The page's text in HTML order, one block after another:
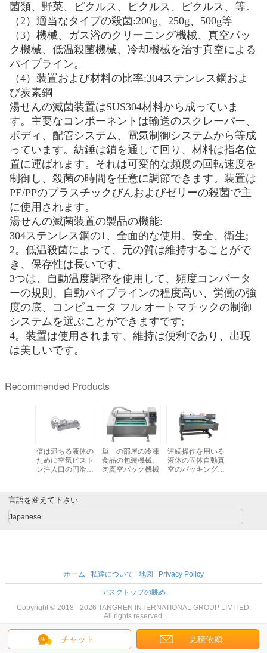
菌類、野菜、ピクルス、ピクルス、ピクルス、等。
（2）適当なタイプの殺菌:200g、250g、500g等
（3）機械、ガス浴のクリーニング機械、真空パッ
ク機械、低温殺菌機械、冷却機械を治す真空による
パイプライン。
（4）装置および材料の比率:304ステンレス鋼およ
び炭素鋼
湯せんの滅菌装置はSUS304材料から成っていま
す。主要なコンポーネントは輸送のスクレーパー、
ボディ、配管システム、電気制御システムから等成
っています。紡錘は鎖を通して回り、材料は指名位
置に運ばれます。それは可変的な頻度の回転速度を
制御し、殺菌の時間を任意に調節できます。装置は
PE/PPのプラスチックびんおよびゼリーの殺菌で主
に使用されます。
湯せんの滅菌装置の製品の機能:
304ステンレス鋼の1、全面的な使用、安全、衛生;
2。低温殺菌によって、元の質は維持することがで
き、保存性は長いです。
3つは、自動温度調整を使用して、頻度コンバータ
ーの規則、自動パイプラインの程度高い、労働の強
度の底、コンピュータ フル オートマチックの制御
システムを選ぶことができますです;
4。装置は使用されます、維持は便利であり、出現
は美しいです。
Recommended Products
倍は満ちる液体の
ために空気ピスト
ン注入口の円滑な
単一の部屋の冷凍
食品の包装機械、
肉真空パック機械
連続操作を用いる
液体の固体自動真
空のパッキング機
チャット 見積依頼
言語を変えて下さい
Japanese
ホーム 私達について 地図 Privacy Policy
デスクトップの眺め
Copyright © 2018 - 2026 TANGREN INTERNATIONAL GROUP LIMITED.
All rights reserved.